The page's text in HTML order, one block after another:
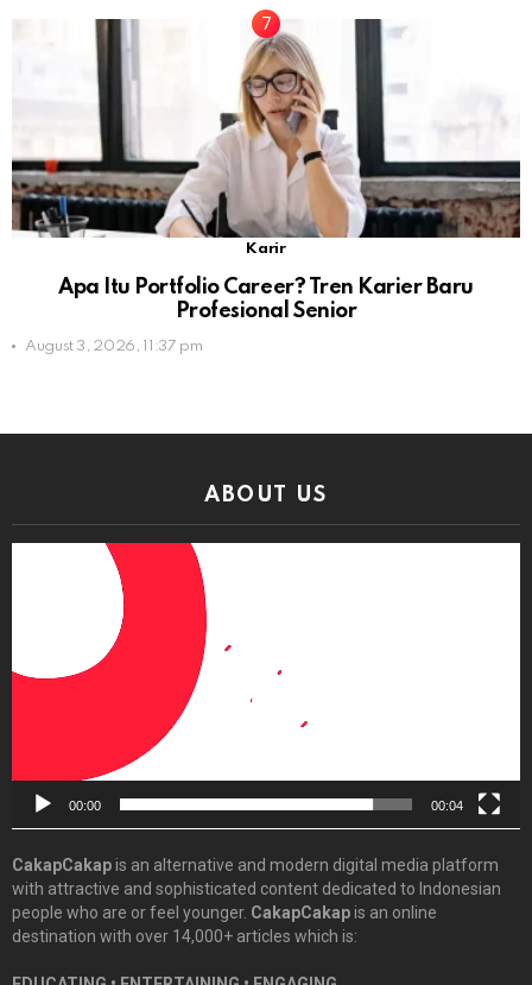
Karir
Apa Itu Portfolio Career? Tren Karier Baru
Profesional Senior
August 3, 2026, 11:37 pm
ABOUT US
00:00 00:04
CakapCakapis an alternative and modern digital media platform
with attractive and sophisticated content dedicated to Indonesian
people who are or feel younger. CakapCakapis an online
destination with over 14,000+ articles which is: